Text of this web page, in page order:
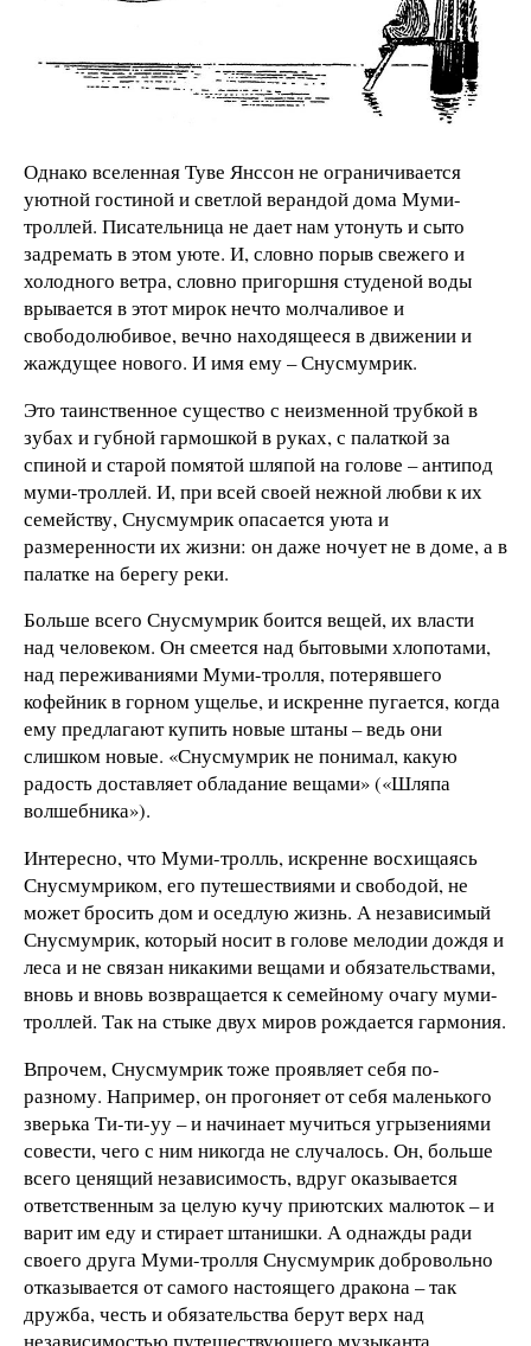
Однако вселенная Туве Янссон не ограничивается
уютной гостиной и светлой верандой дома Муми-
троллей. Писательница не дает нам утонуть и сыто
задремать в этом уюте. И, словно порыв свежего и
холодного ветра, словно пригоршня студеной воды
врывается в этот мирок нечто молчаливое и
свободолюбивое, вечно находящееся в движении и
жаждущее нового. И имя ему – Снусмумрик.
Это таинственное существо с неизменной трубкой в
зубах и губной гармошкой в руках, с палаткой за
спиной и старой помятой шляпой на голове – антипод
муми-троллей. И, при всей своей нежной любви к их
семейству, Снусмумрик опасается уюта и
размеренности их жизни: он даже ночует не в доме, а в
палатке на берегу реки.
Больше всего Снусмумрик боится вещей, их власти
над человеком. Он смеется над бытовыми хлопотами,
над переживаниями Муми-тролля, потерявшего
кофейник в горном ущелье, и искренне пугается, когда
ему предлагают купить новые штаны – ведь они
слишком новые. «Снусмумрик не понимал, какую
радость доставляет обладание вещами» («Шляпа
волшебника»).
Интересно, что Муми-тролль, искренне восхищаясь
Снусмумриком, его путешествиями и свободой, не
может бросить дом и оседлую жизнь. А независимый
Снусмумрик, который носит в голове мелодии дождя и
леса и не связан никакими вещами и обязательствами,
вновь и вновь возвращается к семейному очагу муми-
троллей. Так на стыке двух миров рождается гармония.
Впрочем, Снусмумрик тоже проявляет себя по-
разному. Например, он прогоняет от себя маленького
зверька Ти-ти-уу – и начинает мучиться угрызениями
совести, чего с ним никогда не случалось. Он, больше
всего ценящий независимость, вдруг оказывается
ответственным за целую кучу приютских малюток – и
варит им еду и стирает штанишки. А однажды ради
своего друга Муми-тролля Снусмумрик добровольно
отказывается от самого настоящего дракона – так
дружба, честь и обязательства берут верх над
независимостью путешествующего музыканта.